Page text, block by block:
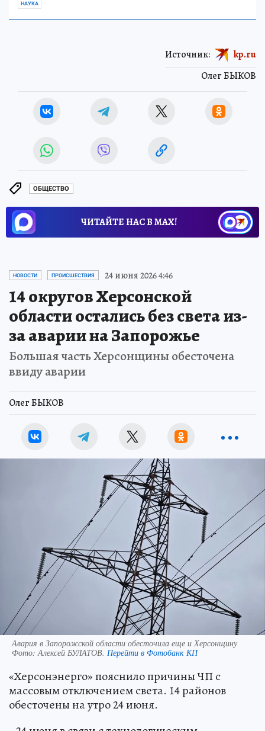
НАУКА
Олег БЫКОВ
Источник: kp.ru
ОБЩЕСТВО
ЧИТАЙТЕ НАС В МАХ!
НОВОСТИ ПРОИСШЕСТВИЯ 24 июня 2026 4:46
14 округов Херсонской
области остались без света из-
за аварии на Запорожье
Большая часть Херсонщины обесточена
ввиду аварии
Олег БЫКОВ
Авария в Запорожской области обесточила еще и Херсонщину
Фото: Алексей БУЛАТОВ. Перейти в Фотобанк КП
«Херсонэнерго» пояснило причины ЧП с
массовым отключением света. 14 районов
обесточены на утро 24 июня.